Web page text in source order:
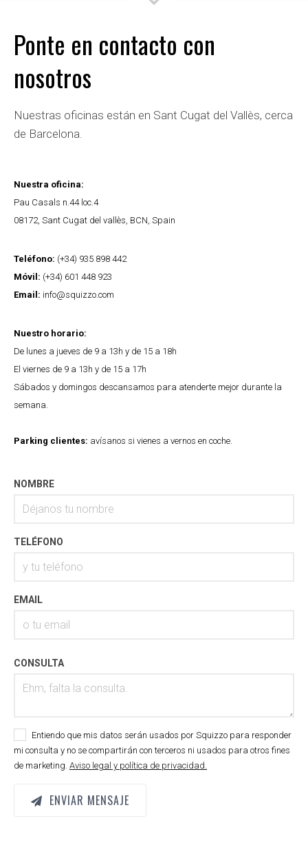
Ponte en contacto con
nosotros
Nuestras oficinas están en Sant Cugat del Vallès, cerca
de Barcelona.
Nuestra oficina:
Pau Casals n.44 loc.4
08172 Sant Cugat del vallès BCN Spain
Teléfono: (+34) 935 898 442
Móvil: (+34) 601 448 923
Email: info@squizzo.com
Nuestro horario:
De lunes a jueves de 9 a 13h y de 15 a 18h
El viernes de 9 a 13h y de 15 a 17h
Sábados y domingos descansamos para atenderte mejor durante la
semana.
Parking clientes: avísanos si vienes a vernos en coche.
NOMBRE
TELÉFONO
EMAIL
CONSULTA
Entiendo que mis datos serán usados por Squizzo para responder
mi consulta y no se compartirán con terceros ni usados para otros fines
de marketing. Aviso legal y política de privacidad.
ENVIAR MENSAJE